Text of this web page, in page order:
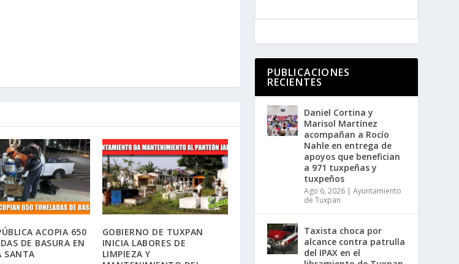
ACOPIA 650
DE BASURA EN
SANTA
GOBIERNO DE TUXPAN
INICIA LABORES DE
LIMPIEZA Y
PUBLICACIONES
RECIENTES
Daniel Cortina y
Marisol Martínez
acompañan a Rocío
Nahle en entrega de
apoyos que benefician
a 971 tuxpeñas y
tuxpeños
Ago 6, 2026| Ayuntamiento
de Tuxpan
Taxista choca por
alcance contra patrulla
del IPAX en el